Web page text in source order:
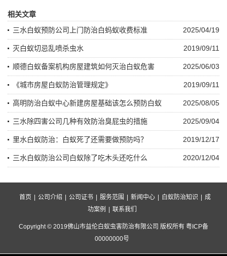
相关文章
2025/04/19
三水白蚁预防公司上门防治白蚂蚁收费标准
2019/09/11
灭白蚁切忌乱喷杀虫水
2025/06/03
顺德白蚁备案机构房屋建筑如何灭治白蚁危害
2019/09/11
《城市房屋白蚁防治管理规定》
2025/08/05
高明防治白蚁中心新建房屋基础该怎么预防白蚁
2025/09/04
三水除四害公司几种有效防治臭屁虫的措施
2019/12/17
里水白蚁防治：白蚁死了还需要做预防吗？
2020/12/04
三水白蚁防治公司白蚁除了吃木头还吃什么
首页 | 公司介绍 | 公司证书 | 服务范围 | 新闻中心 | 白蚁防治知识 | 成
功案例
| 联系我们
Copyright © 2019佛山市益伦白蚁虫害防治有限公司 版权所有 粤ICP备
00000000号